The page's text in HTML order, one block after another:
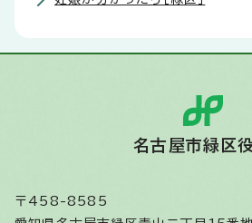
名古屋市緑区
〒458-8585